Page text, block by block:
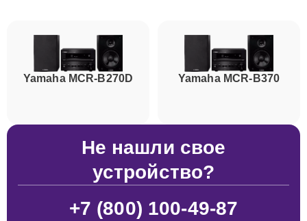
Yamaha MCR-B270D Yamaha MCR-B370
Не нашли свое
устройство?
+7 (800) 100-49-87